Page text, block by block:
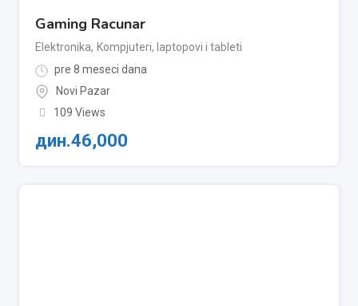
Gaming Racunar
Elektronika, Kompjuteri, laptopovi i tableti
pre 8 meseci dana
Novi Pazar
109 Views
дин.46,000